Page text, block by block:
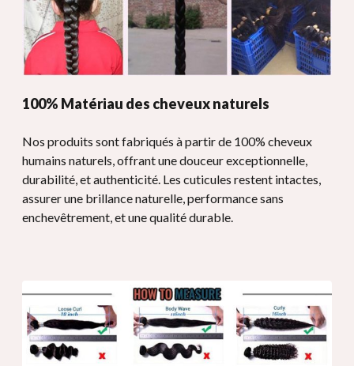
100% Matériau des cheveux naturels
Nos produits sont fabriqués à partir de 100% cheveux
humains naturels, offrant une douceur exceptionnelle,
durabilité, et authenticité. Les cuticules restent intactes,
assurer une brillance naturelle, performance sans
enchevêtrement, et une qualité durable.